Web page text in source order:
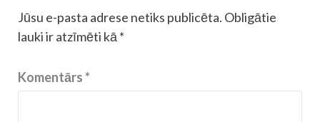
Jūsu e-pasta adrese netiks publicēta. Obligātie
lauki ir atzīmēti kā *
Komentārs*